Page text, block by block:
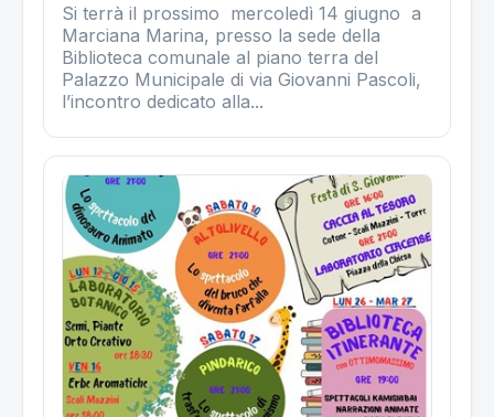
Si terrà il prossimo mercoledì 14 giugno a
Marciana Marina, presso la sede della
Biblioteca comunale al piano terra del
Palazzo Municipale di via Giovanni Pascoli,
l’incontro dedicato alla...